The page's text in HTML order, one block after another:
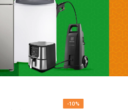
-10%